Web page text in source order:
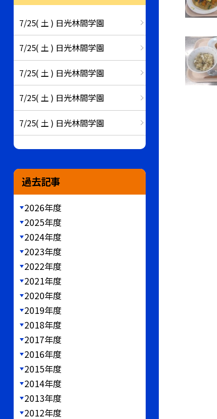
7/25( 土 ) 日光林間学園
7/25( 土 ) 日光林間学園
7/25( 土 ) 日光林間学園
7/25( 土 ) 日光林間学園
7/25( 土 ) 日光林間学園
過去記事
2026年度
2025年度
2024年度
2023年度
2022年度
2021年度
2020年度
2019年度
2018年度
2017年度
2016年度
2015年度
2014年度
2013年度
2012年度